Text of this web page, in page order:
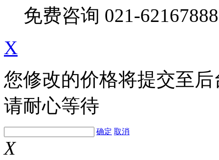
免费咨询 021-62167888
X
您修改的价格将提交至
请耐心等待
确定 取消
X